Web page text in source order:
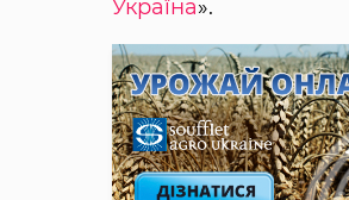
Україна».